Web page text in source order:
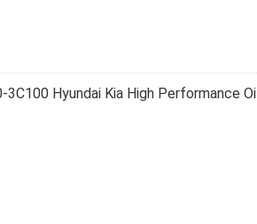
Hyundai Kia High Performance Oil